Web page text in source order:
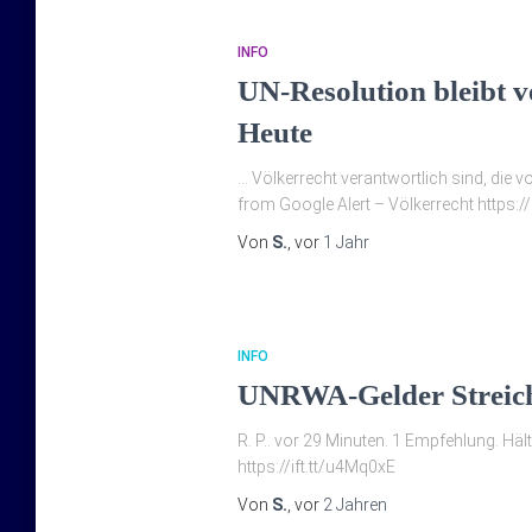
INFO
UN-Resolution bleibt
Heute
… Völkerrecht verantwortlich sind, die
from Google Alert – Völkerrecht
Von S. , vor 1 Jahr
INFO
UNRWA-Gelder
R. P.. vor 29 Minuten. 1 Empfehlung.
https://ift.tt/u4Mq0xE
Von S. , vor 2 Jahren